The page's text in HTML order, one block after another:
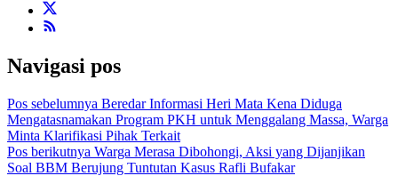
Navigasi pos
Pos sebelumnya Beredar Informasi Heri Mata Kena Diduga
Mengatasnamakan Program PKH untuk Menggalang Massa, Warga
Minta Klarifikasi Pihak Terkait
Pos berikutnya Warga Merasa Dibohongi, Aksi yang Dijanjikan
Soal BBM Berujung Tuntutan Kasus Rafli Bufakar